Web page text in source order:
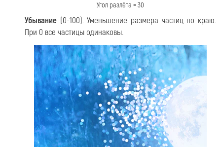
Угол разлёта = 30
Убывание (0-100). Уменьшение размера частиц по краю.
При 0 все частицы одинаковы.